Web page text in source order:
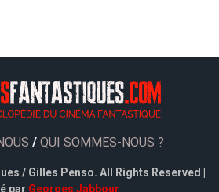
/ QUI SOMMES-NOUS ?
/ Gilles Penso. All Rights Reserved |
par Georges Jabbour